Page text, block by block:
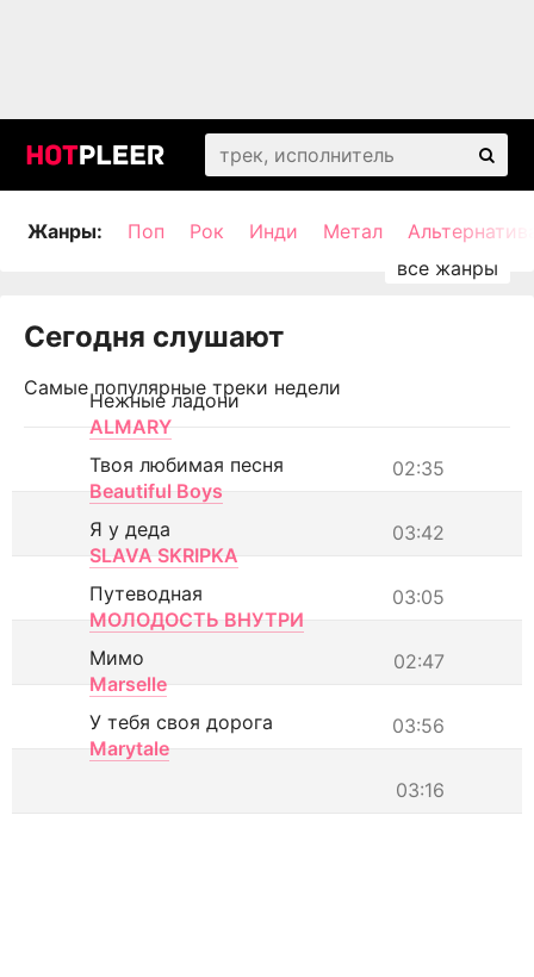
Жанры: Поп Рок Инди Метал
Сегодня слушают
Самые популярные треки недели
Нежные ладони
ALMARY
02:35
Твоя любимая песня
Beautiful Boys
03:42
Я у деда
SLAVA SKRIPKA
03:05
Путеводная
МОЛОДОСТЬ ВНУТРИ
02:47
Мимо
Marselle
03:56
У тебя своя дорога
Marytale
03:16